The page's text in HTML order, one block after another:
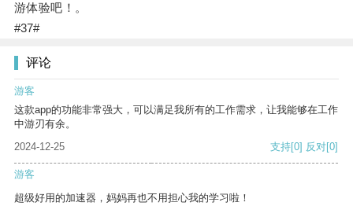
游体验吧！。
#37#
评论
游客
这款app的功能非常强大，可以满足我所有的工作需求，让我能够在工作
中游刃有余。
2024-12-25
支持[0] 反对[0]
游客
超级好用的加速器，妈妈再也不用担心我的学习啦！